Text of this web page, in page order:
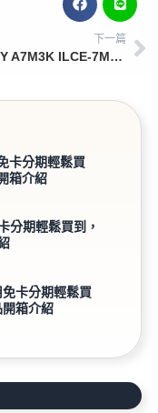
下一篇
「SONY A7M3K ILCE-7M3K」使用免卡分期輕鬆買到，SONY A7M3K ILCE-7M3K商品開箱介紹
卡分期輕鬆買
箱介紹
分期輕鬆買到，
卡分期輕鬆買
箱介紹